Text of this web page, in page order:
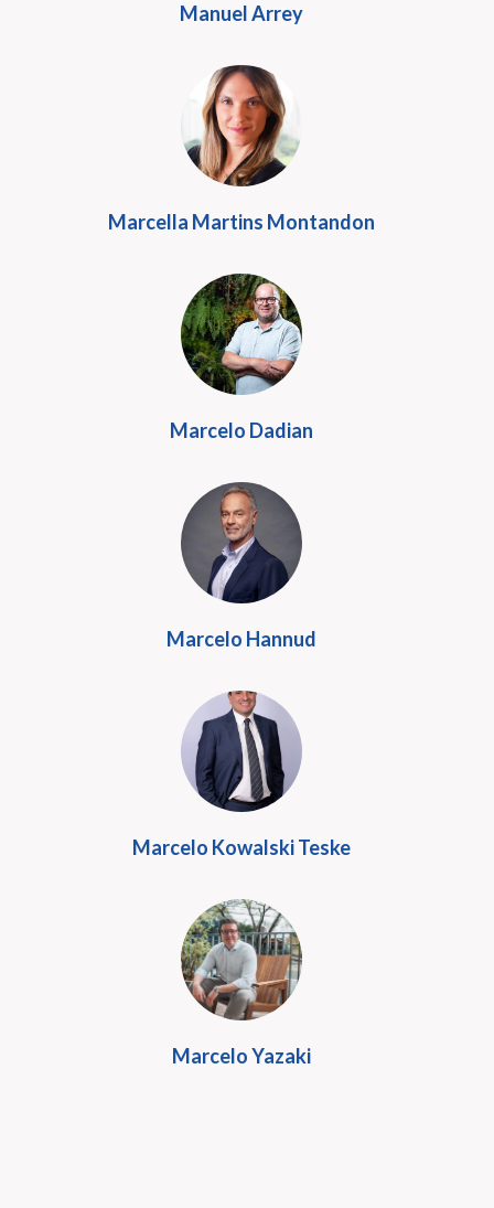
Manuel Arrey
Marcella Martins Montandon
Marcelo Dadian
Marcelo Hannud
Marcelo Kowalski Teske
Marcelo Yazaki